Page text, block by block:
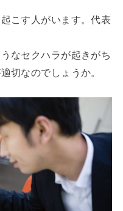
こす人がいます。代表
なセクハラが起きがち
切なのでしょうか。